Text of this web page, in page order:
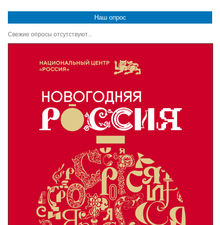
Наш опрос
Свежие опросы отсутствуют...